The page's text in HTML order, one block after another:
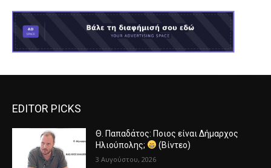
EDITOR PICKS
Θ. Παπαδάτος: Ποιος είναι Δήμαρχος
Ηλιούπολης;
(Βίντεο)
3 Αυγούστου, 2026